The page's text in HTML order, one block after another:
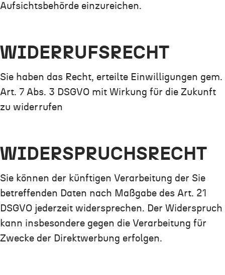
Aufsichtsbehörde einzureichen.
WIDERRUFSRECHT
Sie haben das Recht, erteilte Einwilligungen gem.
Art. 7 Abs. 3 DSGVO mit Wirkung für die Zukunft
zu widerrufen
WIDERSPRUCHSRECHT
Sie können der künftigen Verarbeitung der Sie
betreffenden Daten nach Maßgabe des Art. 21
DSGVO jederzeit widersprechen. Der Widerspruch
kann insbesondere gegen die Verarbeitung für
Zwecke der Direktwerbung erfolgen.